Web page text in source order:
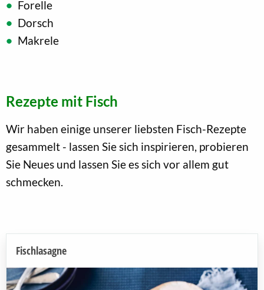
Forelle
Dorsch
Makrele
Rezepte mit Fisch
Wir haben einige unserer liebsten Fisch-Rezepte
gesammelt - lassen Sie sich inspirieren, probieren
Sie Neues und lassen Sie es sich vor allem gut
schmecken.
Fischlasagne